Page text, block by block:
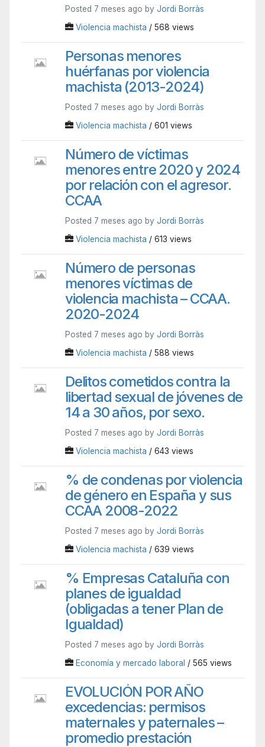
Posted 7 meses ago by Jordi Borràs
Violencia machista / 568 views
Personas menores
huérfanas por violencia
machista (2013-2024)
Posted 7 meses ago by Jordi Borràs
Violencia machista / 601 views
Número de víctimas
menores entre 2020 y 2024
por relación con el agresor.
CCAA
Posted 7 meses ago by Jordi Borràs
Violencia machista / 613 views
Número de personas
menores víctimas de
violencia machista – CCAA.
2020-2024
Posted 7 meses ago by Jordi Borràs
Violencia machista / 588 views
Delitos cometidos contra la
libertad sexual de jóvenes de
14 a 30 años, por sexo.
Posted 7 meses ago by Jordi Borràs
Violencia machista / 643 views
% de condenas por violencia
de género en España y sus
CCAA 2008-2022
Posted 7 meses ago by Jordi Borràs
Violencia machista / 639 views
% Empresas Cataluña con
planes de igualdad
(obligadas a tener Plan de
Igualdad)
Posted 7 meses ago by Jordi Borràs
Economía y mercado laboral / 565 views
EVOLUCIÓN POR AÑO
excedencias: permisos
maternales y paternales –
promedio prestación